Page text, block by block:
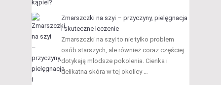
Zmarszczki na szyi – przyczyny, pielęgnacja
i skuteczne leczenie
Zmarszczki na szyi to nie tylko problem
osób starszych, ale również coraz częściej
dotykają młodsze pokolenia. Cienka i
delikatna skóra w tej okolicy …